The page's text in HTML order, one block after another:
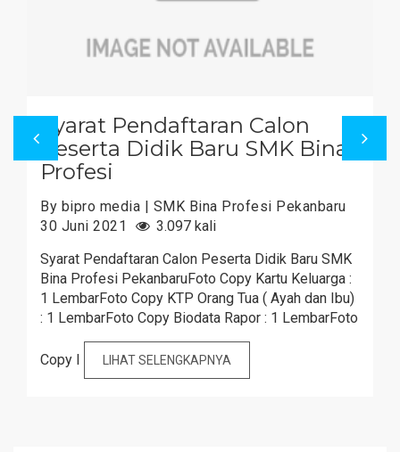
Syarat Pendaftaran Calon
Peserta Didik Baru SMK Bina
Profesi
By bipro media | SMK Bina Profesi Pekanbaru
30 Juni 2021
3.097 kali
Syarat Pendaftaran Calon Peserta Didik Baru SMK
Bina Profesi PekanbaruFoto Copy Kartu Keluarga :
1 LembarFoto Copy KTP Orang Tua ( Ayah dan Ibu)
: 1 LembarFoto Copy Biodata Rapor : 1 LembarFoto
Copy I LIHAT SELENGKAPNYA